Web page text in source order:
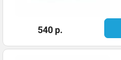
540 р.